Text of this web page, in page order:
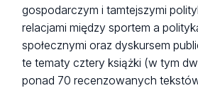
gospodarczym i tamtejszymi
relacjami między sportem a
społecznymi oraz dyskursem
te tematy cztery książki (w tym
ponad 70 recenzowanych